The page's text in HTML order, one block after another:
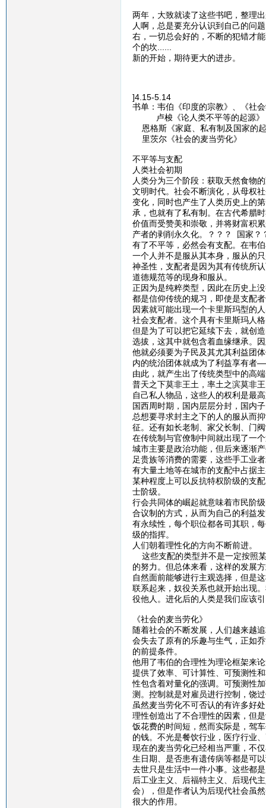
两年，大致就读了这些书吧，整理
人啊，总是要充分认识到自己的问
右，一切总会好的，不断的犯错才
个的坎......
新的开始，期待更大的进步。
]4.15-5.14
书单：韦伯《印度的宗教》、《社
卢梭《论人类不平等的起源》
恩格斯《家庭、私有制及国家的
里茨尔《社会的麦当劳化》
不平等与支配
人类社会初期
人类分为三个阶段：获取天然食物
文明时代。社会不断演化，从母权
变化，同时也产生了人类历史上的
承，也就有了私有制。在古代希腊
价值而受赞美和崇敬，并将财富积
产者的剥削永久化。？？？ 国家？
有了不平等，必然会有支配。在韦
一个人并不是服从其本身，服从的
神圣性，支配者是因为其有传统所
道德规范等的现身和服从。
正因为是纯粹类型，因此在历史上
都是信仰传统的规习，即使是支配
因素就可能出现一个卡里斯玛型的
社会支配者。这个具有卡里斯玛人
但是为了可以把它延续下去，就创
选拔，这其中就包含着血缘继承。
他就必须要为子民及其尤其利益团
内的统治团体就成为了利益享有者
由此，就产生出了传统类型中的高
普天之下莫非王土，率土之滨莫非
自己私人物品，这些人的权利是最
国西周时期，国内层层分封，国内
总想要寻求封主之下的人的服从而
征。还有如长老制、家父长制、门
在传统制与官僚制中间就出现了一
城市主要是政治功能，但后来逐渐
足贵族等消费的需要，这些手工业
有大量土地等在城市的支配中占据
某种程度上可以反抗特权阶级的支
士阶级。
行会共同体的崛起就意味着市民阶
合议制的方式，从而为自己的利益
有永续性，每个职位都各司其职，
级的指挥。
人们朝着理性化的方向不断前进。
这些支配的类型并不是一定按照
的努力。但总体来看，这样的发展
自然面前能够进行主观选择，但是
联系起来，奴役关系也就开始出现
役他人。进化后的人类是我们应该
《社会的麦当劳化》
随着社会的不断发展，人们越来越
会失去了原有的乐趣与生气，正如
的前提条件。
他用了韦伯的合理性为理论框架来
提供了效率、可计算性、可预测性
性包含着对量化的强调。可预测性
测。控制就是对雇员进行控制，饶
虽然麦当劳化不可否认的有许多好
理性创造出了不合理性的因素，但
饭花费的时间短，然而实际是，驾
的钱。不光是餐饮行业，医疗行业
现在的麦当劳化已经相当严重，不
生日期、是否患有遗传病等都是可
去世只是生活中一件小事。这些都
后工业主义、后福特主义、后现代
会），但是作者认为后现代社会虽
很大的作用。